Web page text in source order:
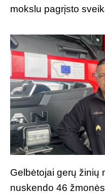
mokslu pagrįsto
Gelbėtojai gerų žinių
nuskendo 46